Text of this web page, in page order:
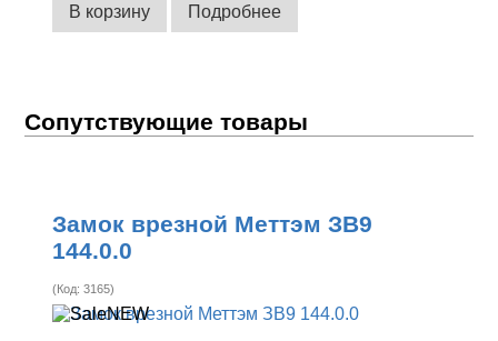
В корзину Подробнее
Сопутствующие товары
Замок врезной Меттэм ЗВ9
144.0.0
(Код:3165)